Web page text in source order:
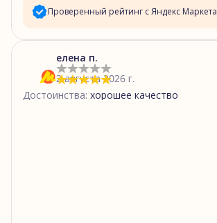
Проверенный рейтинг с Яндекс Маркета
5 звёзд
звезды
звезды
2 звезды
елена п.
2 августа 2026 г.
Достоинства: хорошее качество